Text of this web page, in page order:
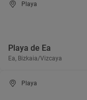
Playa
Playa de Ea
Ea, Bizkaia/Vizcaya
Playa